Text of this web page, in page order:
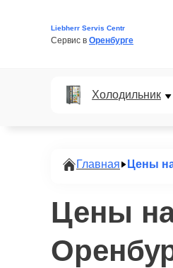
Liebherr Servis Centr
Сервис в Оренбурге
Холодильник
Главная Цены
Цены